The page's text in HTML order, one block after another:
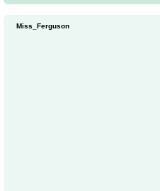
Miss_Ferguson